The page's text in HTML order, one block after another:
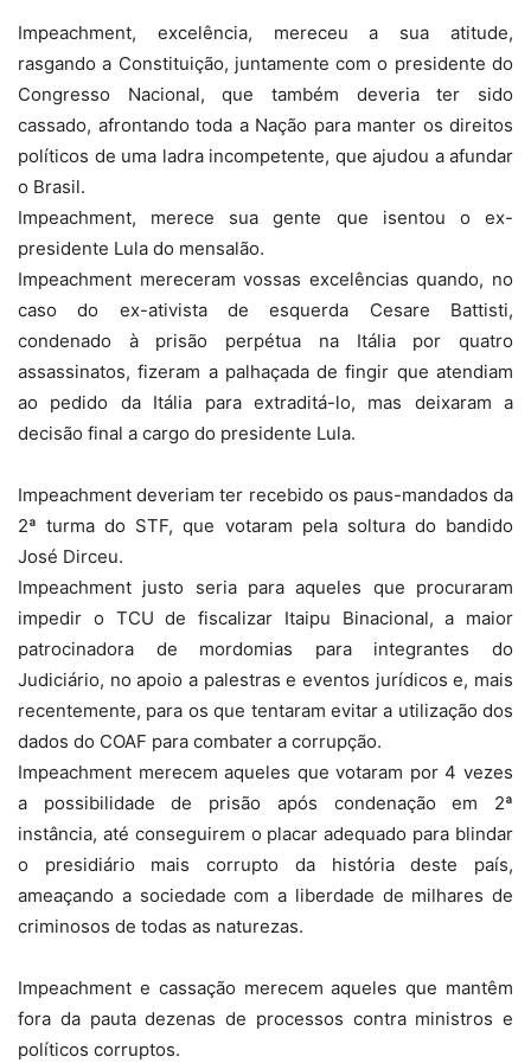
Impeachment, excelência, mereceu a sua atitude,
rasgando a Constituição, juntamente com o presidente do
Congresso Nacional, que também deveria ter sido
cassado, afrontando toda a Nação para manter os direitos
políticos de uma ladra incompetente, que ajudou a afundar
o Brasil.
Impeachment, merece sua gente que isentou o ex-
presidente Lula do mensalão.
Impeachment mereceram vossas excelências quando, no
caso do ex-ativista de esquerda Cesare Battisti,
condenado à prisão perpétua na Itália por quatro
assassinatos, fizeram a palhaçada de fingir que atendiam
ao pedido da Itália para extraditá-lo, mas deixaram a
decisão final a cargo do presidente Lula.
Impeachment deveriam ter recebido os paus-mandados da
2ª turma do STF, que votaram pela soltura do bandido
José Dirceu.
Impeachment justo seria para aqueles que procuraram
impedir o TCU de fiscalizar Itaipu Binacional, a maior
patrocinadora de mordomias para integrantes do
Judiciário, no apoio a palestras e eventos jurídicos e, mais
recentemente, para os que tentaram evitar a utilização dos
dados do COAF para combater a corrupção.
Impeachment merecem aqueles que votaram por 4 vezes
a possibilidade de prisão após condenação em 2ª
instância, até conseguirem o placar adequado para blindar
o presidiário mais corrupto da história deste país,
ameaçando a sociedade com a liberdade de milhares de
criminosos de todas as naturezas.
Impeachment e cassação merecem aqueles que mantêm
fora da pauta dezenas de processos contra ministros e
políticos corruptos.